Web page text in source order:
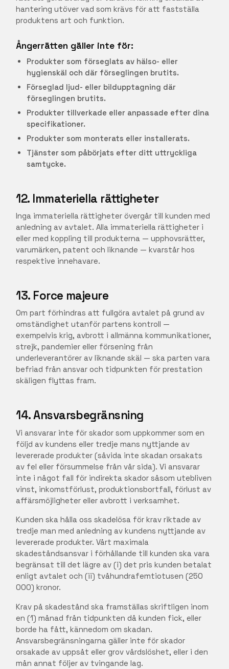
hantering utöver vad som krävs för att fastställa
produktens art och funktion.
Ångerrätten gäller inte för:
Produkter som förseglats av hälso- eller
hygienskäl och där förseglingen brutits.
Förseglad ljud- eller bildupptagning där
förseglingen brutits.
Produkter tillverkade eller anpassade efter dina
specifikationer.
Produkter som monterats eller installerats.
Tjänster som påbörjats efter ditt uttryckliga
samtycke.
12. Immateriella rättigheter
Inga immateriella rättigheter övergår till kunden med
anledning av avtalet. Alla immateriella rättigheter i
eller med koppling till produkterna — upphovsrätter,
varumärken, patent och liknande — kvarstår hos
respektive innehavare.
13. Force majeure
Om part förhindras att fullgöra avtalet på grund av
omständighet utanför partens kontroll —
exempelvis krig, avbrott i allmänna kommunikationer,
strejk, pandemier eller försening från
underleverantörer av liknande skäl — ska parten vara
befriad från ansvar och tidpunkten för prestation
skäligen flyttas fram.
14. Ansvarsbegränsning
Vi ansvarar inte för skador som uppkommer som en
följd av kundens eller tredje mans nyttjande av
levererade produkter (såvida inte skadan orsakats
av fel eller försummelse från vår sida). Vi ansvarar
inte i något fall för indirekta skador såsom utebliven
vinst, inkomstförlust, produktionsbortfall, förlust av
affärsmöjligheter eller avbrott i verksamhet.
Kunden ska hålla oss skadelösa för krav riktade av
tredje man med anledning av kundens nyttjande av
levererade produkter. Vårt maximala
skadeståndsansvar i förhållande till kunden ska vara
begränsat till det lägre av (i) det pris kunden betalat
enligt avtalet och (ii) tvåhundrafemtiotusen (250
000) kronor.
Krav på skadestånd ska framställas skriftligen inom
en (1) månad från tidpunkten då kunden fick, eller
borde ha fått, kännedom om skadan.
Ansvarsbegränsningarna gäller inte för skador
orsakade av uppsåt eller grov vårdslöshet, eller i den
mån annat följer av tvingande lag.